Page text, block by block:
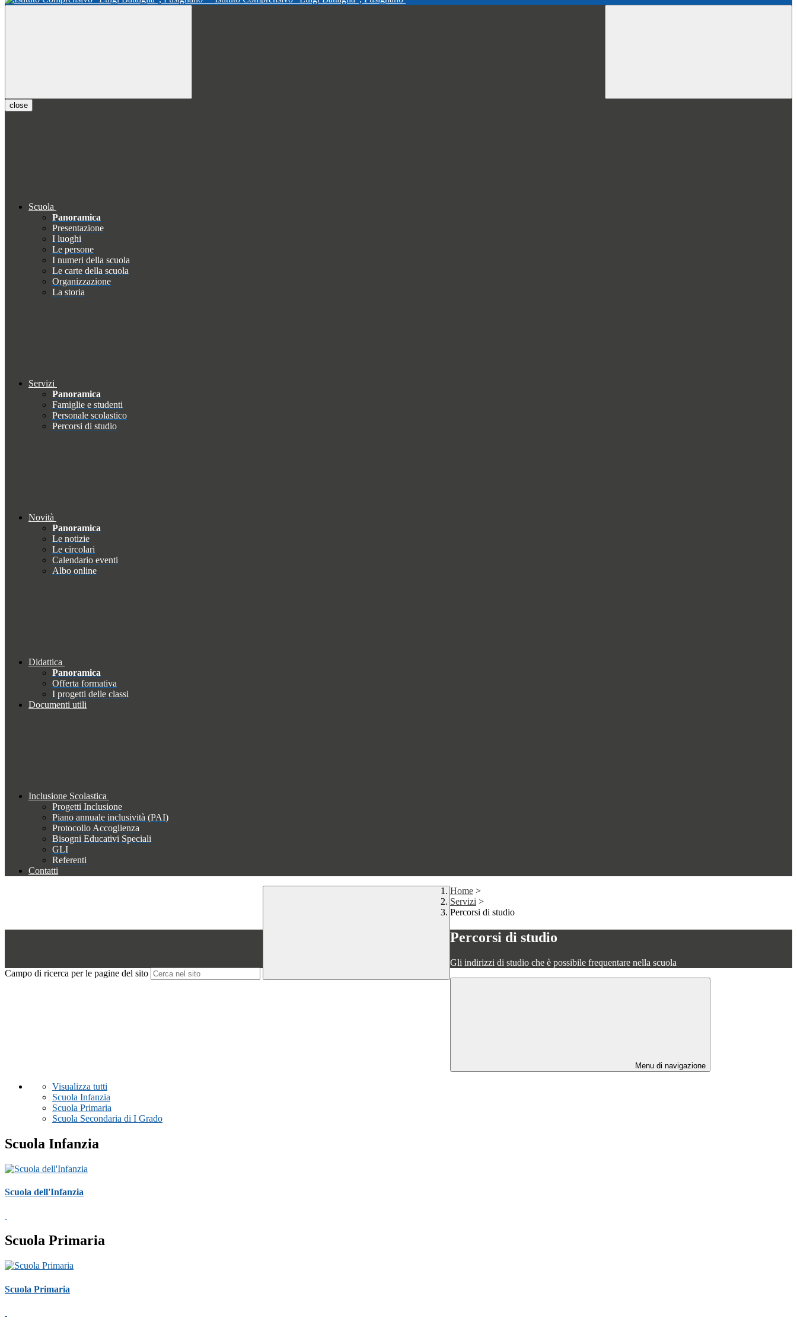
close
Scuola
Panoramica
Presentazione
I luoghi
Le persone
I numeri della scuola
Le carte della scuola
Organizzazione
La storia
Servizi
Panoramica
Famiglie e studenti
Personale scolastico
Percorsi di studio
Novità
Panoramica
Le notizie
Le circolari
Calendario eventi
Albo online
Didattica
Panoramica
Offerta formativa
I progetti delle classi
Documenti utili
Inclusione Scolastica
Progetti Inclusione
Piano annuale inclusività (PAI)
Protocollo Accoglienza
Bisogni Educativi Speciali
GLI
Referenti
Contatti
Campo di ricerca per le pagine del sito
Home >
Servizi >
Percorsi di studio
Percorsi di studio
Gli indirizzi di studio che è possibile frequentare nella scuola
Menu di navigazione
Visualizza tutti
Scuola Infanzia
Scuola Primaria
Scuola Secondaria di I Grado
Scuola Infanzia
Scuola dell'Infanzia
Scuola Primaria
Scuola Primaria